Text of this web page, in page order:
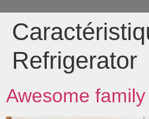
Refrigerator
Awesome